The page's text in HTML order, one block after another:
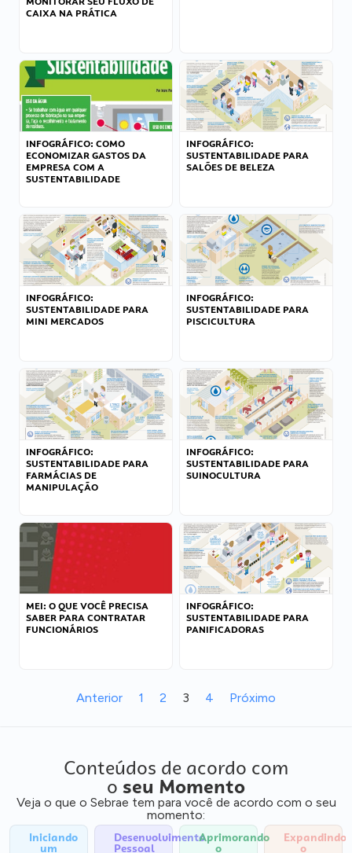
CAIXA NA PRÁTICA
INFOGRÁFICO: COMO
ECONOMIZAR GASTOS DA
EMPRESA COM A
SUSTENTABILIDADE
INFOGRÁFICO:
SUSTENTABILIDADE PARA
SALÕES DE BELEZA
INFOGRÁFICO:
SUSTENTABILIDADE PARA
MINI MERCADOS
INFOGRÁFICO:
SUSTENTABILIDADE PARA
PISCICULTURA
INFOGRÁFICO:
SUSTENTABILIDADE PARA
FARMÁCIAS DE
MANIPULAÇÃO
INFOGRÁFICO:
SUSTENTABILIDADE PARA
SUINOCULTURA
MEI: O QUE VOCÊ PRECISA
SABER PARA CONTRATAR
FUNCIONÁRIOS
INFOGRÁFICO:
SUSTENTABILIDADE PARA
PANIFICADORAS
Anterior 1 2 3 4 Próximo
Conteúdos de acordo com
o seu Momento
Veja o que o Sebrae tem para você de acordo com o seu
momento:
Iniciando
um
Desenvolvimento
Pessoal
Aprimorando
o
Expandindo
o